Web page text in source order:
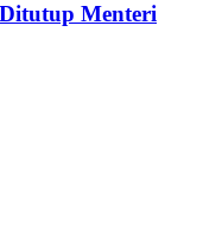
Menteri